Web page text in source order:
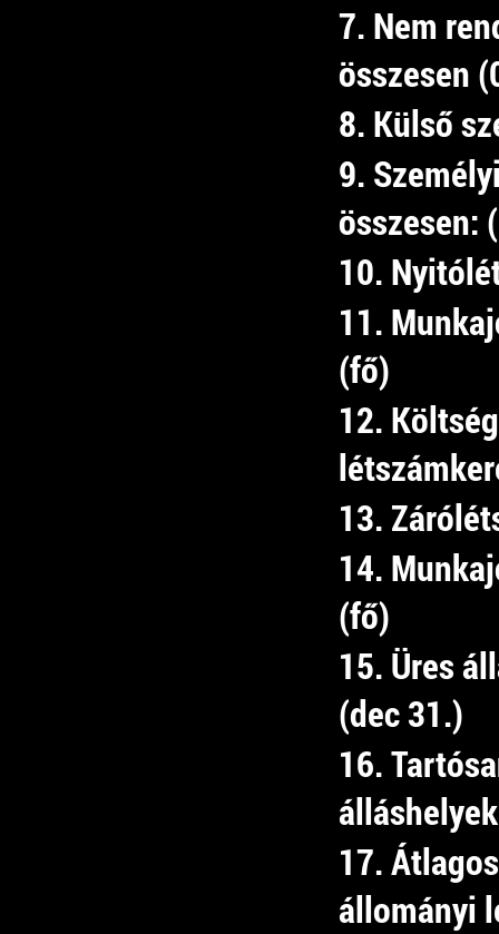
7. Nem
összesen
8. Külső
9.
összesen:
10.
11.
(fő)
12.
13.
14.
(fő)
15. Üres
(dec 31.)
16.
17.
állományi